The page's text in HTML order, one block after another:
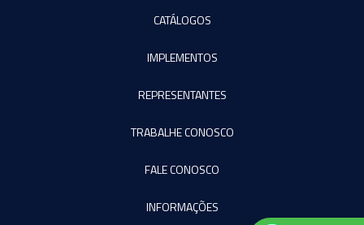
CATÁLOGOS
IMPLEMENTOS
REPRESENTANTES
TRABALHE CONOSCO
FALE CONOSCO
INFORMAÇÕES